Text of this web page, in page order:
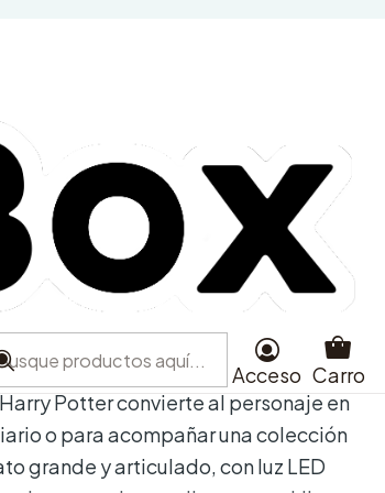
Acceso Carro
Agregar al Carro
Potter convierte al personaje en
o para acompañar una colección
grande y articulado, con luz LED